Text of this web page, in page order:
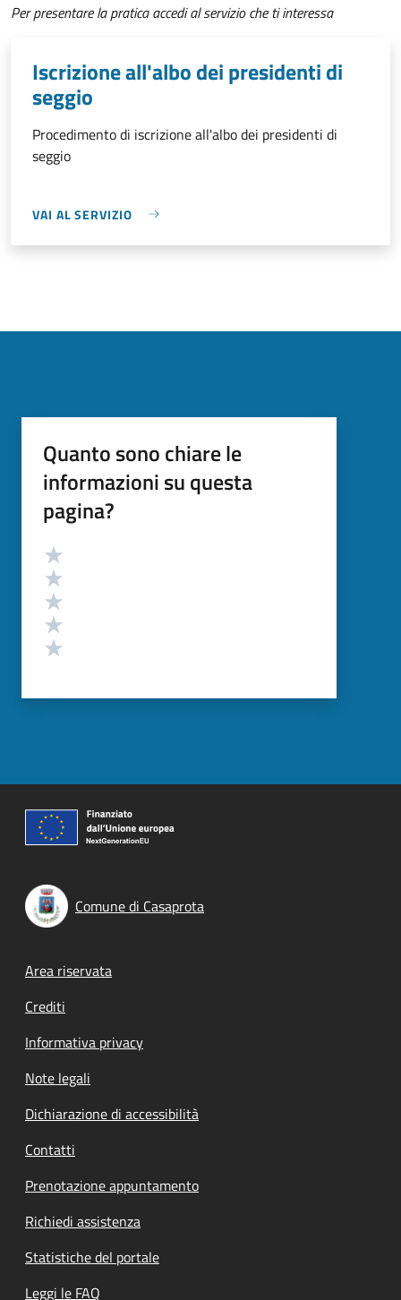
Per presentare la pratica accedi al servizio che ti interessa
Iscrizione all'albo dei presidenti di
seggio
Procedimento di iscrizione all'albo dei presidenti di
seggio
VAI AL SERVIZIO
Quanto sono chiare le
informazioni su questa
pagina?
Valutazione
Comune di Casaprota
Footer menu
Area riservata
Crediti
Informativa privacy
Note legali
Dichiarazione di accessibilità
Contatti
Prenotazione appuntamento
Richiedi assistenza
Statistiche del portale
Leggi le FAQ